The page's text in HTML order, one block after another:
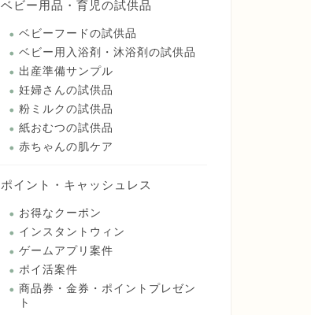
ベビー用品・育児の試供品
ベビーフードの試供品
ベビー用入浴剤・沐浴剤の試供品
出産準備サンプル
妊婦さんの試供品
粉ミルクの試供品
紙おむつの試供品
赤ちゃんの肌ケア
ポイント・キャッシュレス
お得なクーポン
インスタントウィン
ゲームアプリ案件
ポイ活案件
商品券・金券・ポイントプレゼン
ト